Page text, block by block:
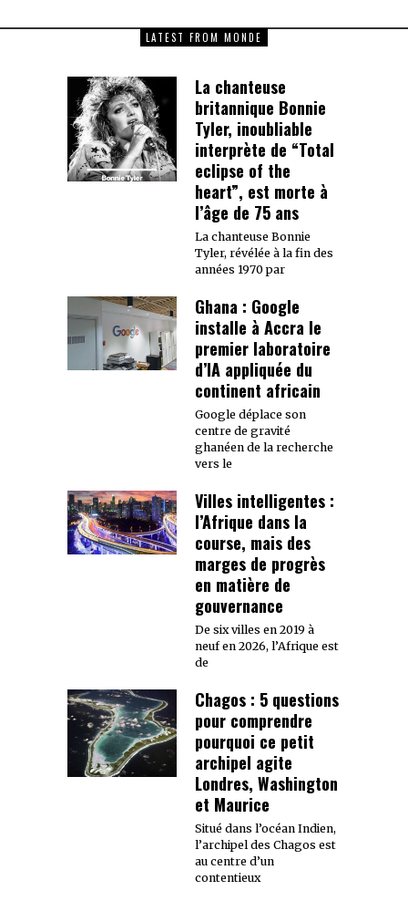
LATEST FROM MONDE
La chanteuse
britannique Bonnie
Tyler, inoubliable
interprète de “Total
eclipse of the
heart”, est morte à
l’âge de 75 ans
La chanteuse Bonnie
Tyler, révélée à la fin des
années 1970 par
Ghana : Google
installe à Accra le
premier laboratoire
d’IA appliquée du
continent africain
Google déplace son
centre de gravité
ghanéen de la recherche
vers le
Villes intelligentes :
l’Afrique dans la
course, mais des
marges de progrès
en matière de
gouvernance
De six villes en 2019 à
neuf en 2026, l’Afrique est
de
Chagos : 5 questions
pour comprendre
pourquoi ce petit
archipel agite
Londres, Washington
et Maurice
Situé dans l’océan Indien,
l’archipel des Chagos est
au centre d’un
contentieux